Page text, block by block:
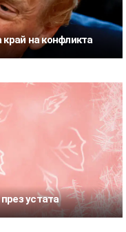
на конфликта
устата